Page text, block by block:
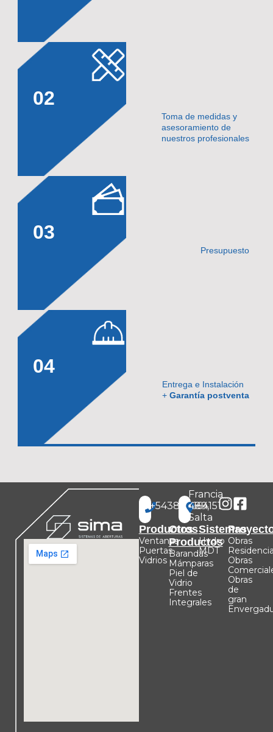
02
Toma de medidas y
asesoramiento de
nuestros profesionales
03
Presupuesto
04
Entrega e Instalación
+ Garantía postventa
+543875664151
Francia
489,
Salta
Productos
Ventanas
Puertas
Vidrios
Otros
Productos
Barandas
Mámparas
Piel de
Vidrio
Frentes
Integrales
Sistemas
Hydro
MDT
Obras
Obras
Obras
de
gran